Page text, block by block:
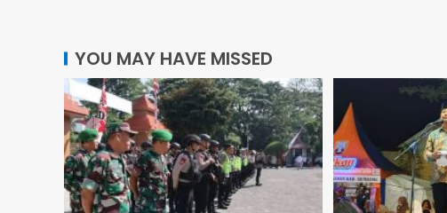
YOU MAY HAVE MISSED